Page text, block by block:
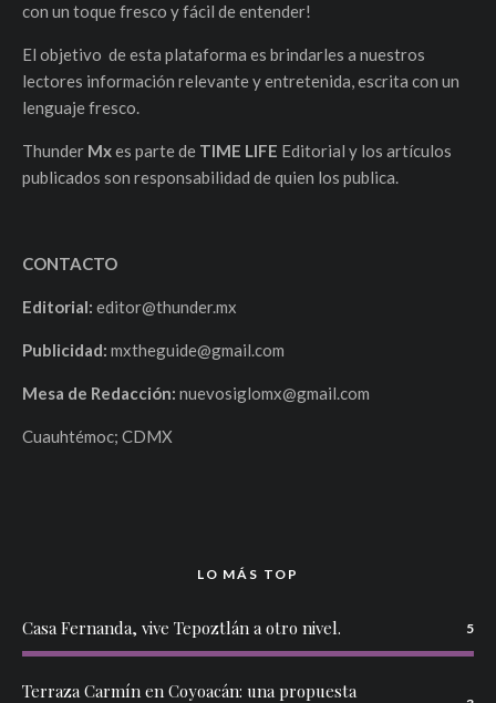
con un toque fresco y fácil de entender!
El objetivo de esta plataforma es brindarles a nuestros
lectores información relevante y entretenida, escrita con un
lenguaje fresco.
Thunder Mxes parte de TIME LIFE Editorial y los artículos
publicados son responsabilidad de quien los publica.
CONTACTO
Editorial: editor@thunder.mx
Publicidad: mxtheguide@gmail.com
Mesa de Redacción: nuevosiglomx@gmail.com
Cuauhtémoc; CDMX
LO MÁS TOP
Casa Fernanda, vive Tepoztlán a otro nivel. 5
Terraza Carmín en Coyoacán: una propuesta